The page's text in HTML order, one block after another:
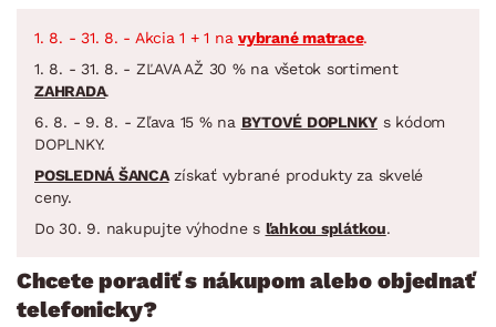
1. 8. - 31. 8. - Akcia 1 + 1 na vybrané matrace.
1. 8. - 31. 8. - ZĽAVA AŽ 30 % na všetok sortiment
ZAHRADA.
6. 8. - 9. 8. - Zľava 15 % na BYTOVÉ DOPLNKY s kódom
DOPLNKY.
POSLEDNÁ ŠANCAzískať vybrané produkty za skvelé
ceny.
Do 30. 9. nakupujte výhodne s ľahkou splátkou.
Chcete poradiť s nákupom alebo objednať
telefonicky?